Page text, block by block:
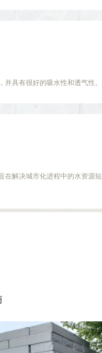
具有很好的吸水性和透气性。
在解决城市化进程中的水资源短